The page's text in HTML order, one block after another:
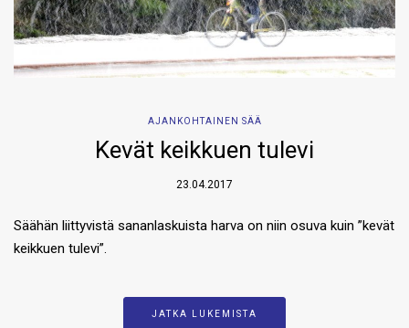
AJANKOHTAINEN SÄÄ
Kevät keikkuen tulevi
23.04.2017
Säähän liittyvistä sananlaskuista harva on niin osuva kuin ”kevät
keikkuen tulevi”.
JATKA LUKEMISTA